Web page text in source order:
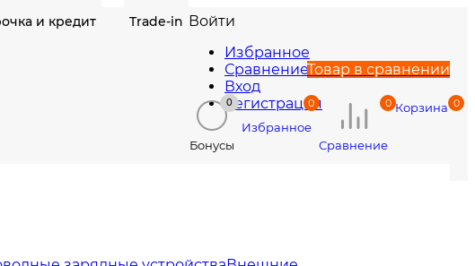
и кредит Trade-in Войти
Избранное
СравнениеТовар в сравнении
Вход
Регистрация
0
Бонусы
0
Избранное
0
Сравнение
0
Корзина